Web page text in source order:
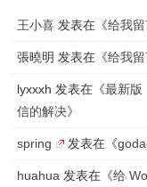
王小喜 发表在《给我
張曉明 发表在《给我
lyxxxh 发表在《最新版
信的解决》
spring 发表在《
huahua 发表在《给